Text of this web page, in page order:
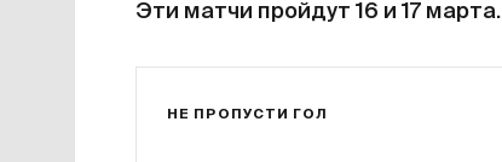
Эти матчи пройдут 16 и 17 марта.
НЕ ПРОПУСТИ ГОЛ